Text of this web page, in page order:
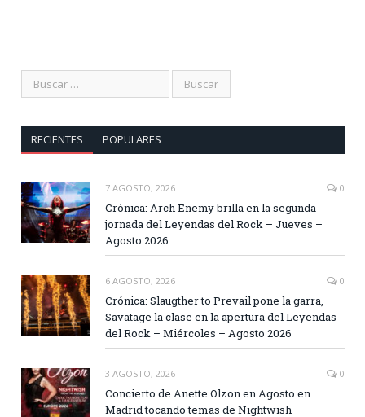
RECIENTES POPULARES
7 AGOSTO, 2026 0
Crónica: Arch Enemy brilla en la segunda
jornada del Leyendas del Rock – Jueves –
Agosto 2026
6 AGOSTO, 2026 0
Crónica: Slaugther to Prevail pone la garra,
Savatage la clase en la apertura del Leyendas
del Rock – Miércoles – Agosto 2026
3 AGOSTO, 2026 0
Concierto de Anette Olzon en Agosto en
Madrid tocando temas de Nightwish